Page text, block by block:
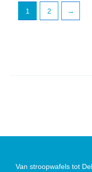
1 2 →
Van stroopwafels tot